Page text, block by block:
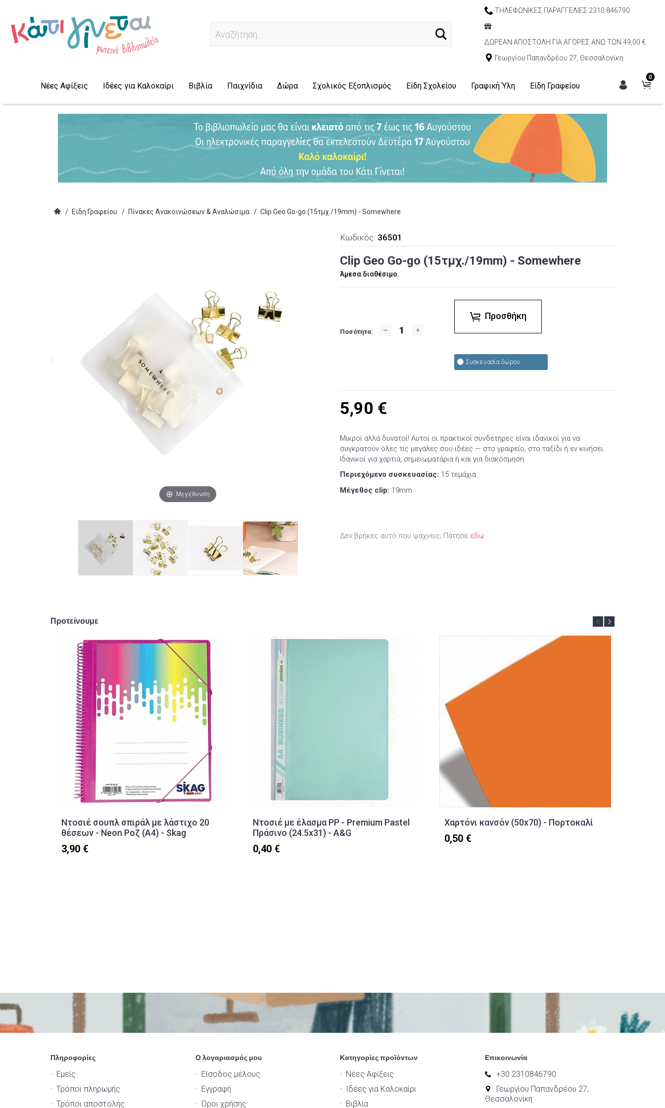
Ψάχνω
ΤΗΛΕΦΩΝΙΚΕΣ ΠΑΡΑΓΓΕΛΙΕΣ 2310 846790
ΔΩΡΕΑΝ ΑΠΟΣΤΟΛΗ ΓΙΑ ΑΓΟΡΕΣ ΑΝΩ ΤΩΝ 49,00 €
Γεωργίου Παπανδρέου 27, Θεσσαλονίκη
0
Νέες Αφίξεις Ιδέες για Καλοκαίρι Βιβλία Παιχνίδια Δώρα Σχολικός Εξοπλισμός Είδη Σχολείου Γραφική Ύλη Είδη Γραφείου
/ Είδη Γραφείου / Πίνακες Ανακοινώσεων & Αναλώσιμα / Clip Geo Go-go (15τμχ./19mm) - Somewhere
Μεγέθυνση
Κωδικός: 36501
Clip Geo Go-go (15τμχ./19mm) - Somewhere
Άμεσα διαθέσιμο.
Ποσότητα:
Προσθήκη
Συσκευασία δώρου
5,90 €
Μικροί αλλά δυνατοί! Αυτοί οι πρακτικοί συνδετήρες είναι ιδανικοί για να
συγκρατούν όλες τις μεγάλες σου ιδέες — στο γραφείο, στο ταξίδι ή εν κινήσει.
Ιδανικοί για χαρτιά, σημειωματάρια ή και για διακόσμηση
Περιεχόμενο συσκευασίας: 15 τεμάχια
Μέγεθος clip: 19mm
Δεν βρήκες αυτό που ψάχνεις; Πάτησε εδώ
Προτείνουμε
Ντοσιέ σουπλ σπιράλ με λάστιχο 20
θέσεων - Neon Ροζ (Α4) - Skag
3,90 €
Ντοσιέ με έλασμα PP - Premium Pastel
Πράσινο (24.5x31) - A&G
0,40 €
Χαρτόνι κανσόν (50x70) - Πορτοκαλί
0,50 €
Πληροφορίες
Εμείς
Τρόποι πληρωμής
Τρόποι αποστολής
Ο λογαριασμός μου
Είσοδος μέλους
Εγγραφή
Όροι χρήσης
Κατηγορίες προϊόντων
Νέες Αφίξεις
Ιδέες για Καλοκαίρι
Βιβλία
Επικοινωνία
+30 2310846790
Γεωργίου Παπανδρέου 27,
Θεσσαλονίκη